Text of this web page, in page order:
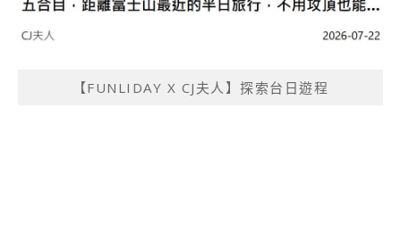
【FUNLIDAY X CJ夫人】探索台日遊程